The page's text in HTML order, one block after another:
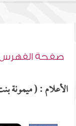
صفحة
الأعلام : ( ميمونة